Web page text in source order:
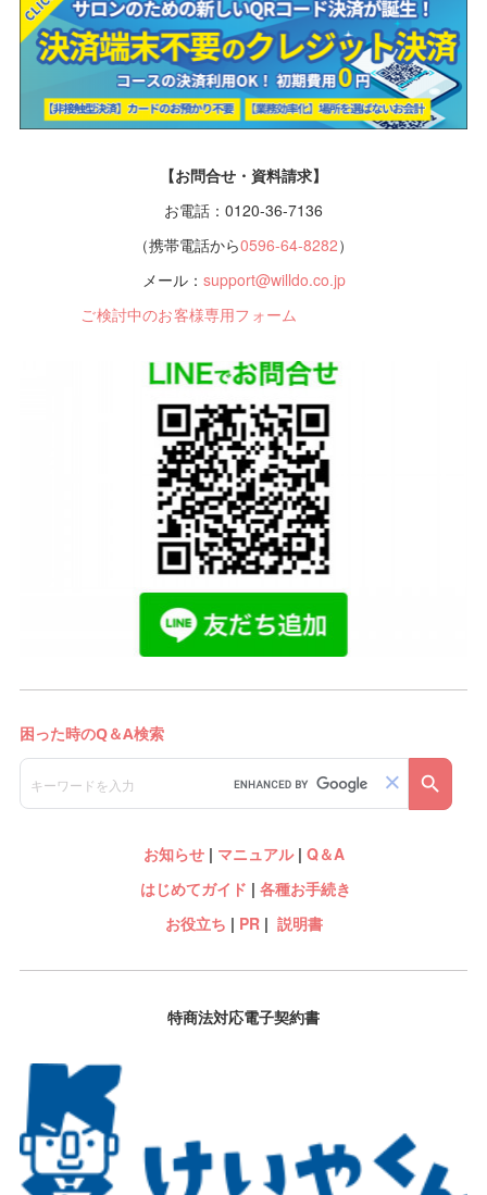
【お問合せ・資料請求】
お電話：0120-36-7136
（携帯電話から0596-64-8282）
メール： support@willdo.co.jp
ご検討中のお客様専用フォーム
お知らせ| マニュアル| Q＆A
はじめてガイド | 各種お手続き
お役立ち | PR| 説明書
特商法対応電子契約書